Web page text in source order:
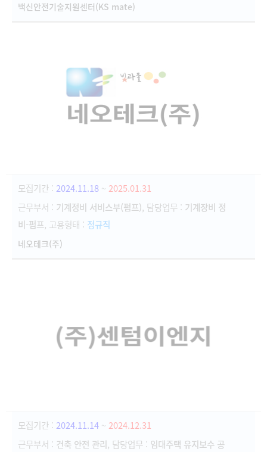
백신안전기술지원센터(KS mate)
모집기간 : 2024.11.18 ~ 2025.01.31
근무부서 : 기계정비 서비스부(펌프), 담당업무 : 기계장비 정
비-펌프, 고용형태 : 정규직
네오테크(주)
모집기간 : 2024.11.14 ~ 2024.12.31
근무부서 : 건축 안전 관리, 담당업무 : 임대주택 유지보수 공